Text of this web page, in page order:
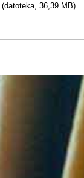
(datoteka, 36,39 MB)